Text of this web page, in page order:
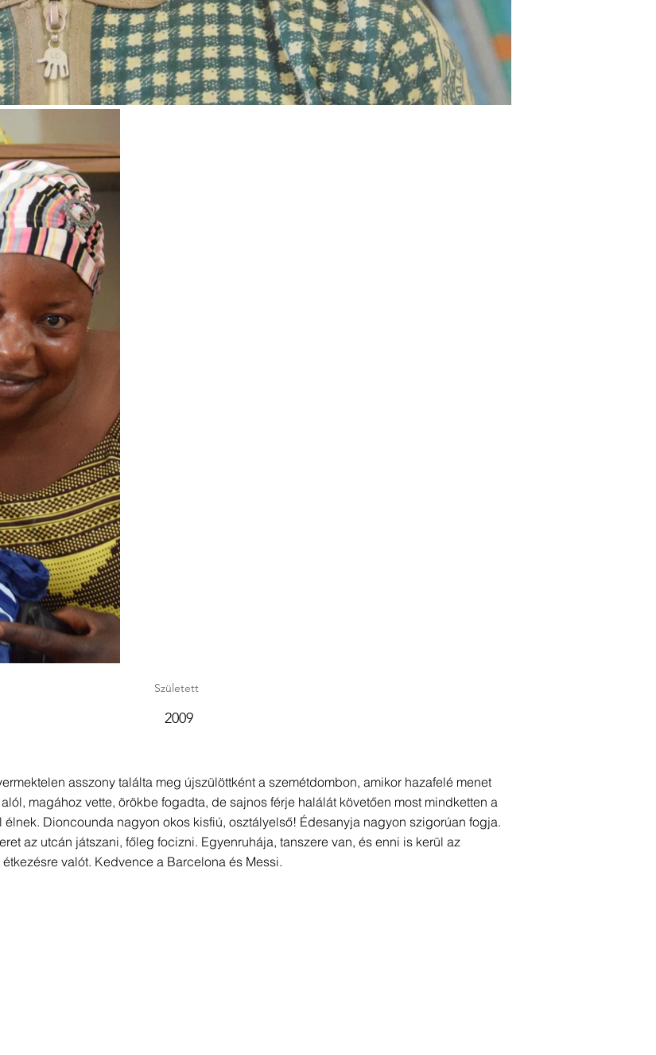
Született
2009
asszony találta meg újszülöttként a szemétdombon, amikor hazafelé menet
magához vette, örökbe fogadta, de sajnos férje halálát követően most mindketten a
Dioncounda nagyon okos kisfiú, osztályelső! Édesanyja nagyon szigorúan fogja.
az utcán játszani, főleg focizni. Egyenruhája, tanszere van, és enni is kerül az
valót. Kedvence a Barcelona és Messi.